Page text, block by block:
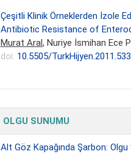
Çeşitli Klinik Örneklerden İzole
Antibiotic Resistance of
Murat Aral, Nuriye İsmihan Ece
doi: 10.5505/
OLGU SUNUMU
Alt Göz Kapağında Şarbon: Olgu